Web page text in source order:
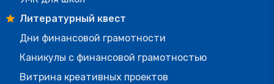
Литературный квест
Дни финансовой грамотности
Каникулы с финансовой грамотностью
Витрина креативных проектов